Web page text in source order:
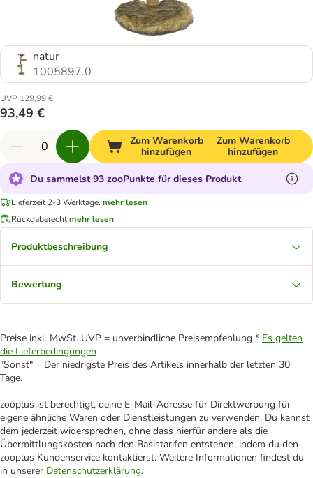
natur
1005897.0
UVP 129,99 €
93,49 €
Zum Warenkorb
hinzufügen
Zum Warenkorb
hinzufügen
Du sammelst 93 zooPunkte für dieses Produkt
Lieferzeit 2-3 Werktage. mehr lesen
Rückgaberechtmehr lesen
Produktbeschreibung
Bewertung
Preise inkl. MwSt. UVP = unverbindliche Preisempfehlung * Es gelten
die Lieferbedingungen
"Sonst" = Der niedrigste Preis des Artikels innerhalb der letzten 30
Tage.
zooplus ist berechtigt, deine E-Mail-Adresse für Direktwerbung für
eigene ähnliche Waren oder Dienstleistungen zu verwenden. Du kannst
dem jederzeit widersprechen, ohne dass hierfür andere als die
Übermittlungskosten nach den Basistarifen entstehen, indem du den
zooplus Kundenservice kontaktierst. Weitere Informationen findest du
in unserer Datenschutzerklärung.